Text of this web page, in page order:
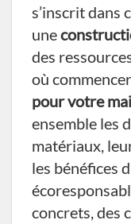
s’inscrit dans
une
des
où
pour votre
ensemble les
matériaux,
les bénéfices
concrets, des